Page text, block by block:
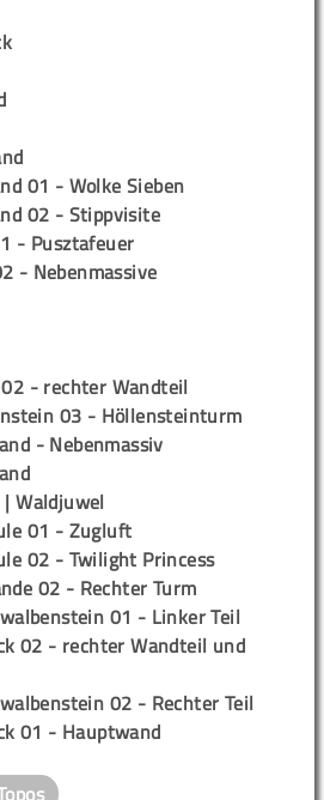
01 - Wolke Sieben
02 - Stippvisite
- Pusztafeuer
- Nebenmassive
- rechter Wandteil
03 - Höllensteinturm
- Nebenmassiv
Waldjuwel
01 - Zugluft
02 - Twilight Princess
02 - Rechter Turm
01 - Linker Teil
02 - rechter Wandteil und
02 - Rechter Teil
01 - Hauptwand